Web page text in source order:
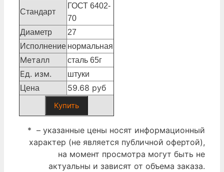
Стандарт
ГОСТ 6402-
70
Диаметр
27
Исполнение нормальная
Металл сталь 65г
Ед. изм.
штуки
Цена
59.68 руб
Купить
* – указанные цены носят информационный
характер (не является публичной офертой),
на момент просмотра могут быть не
актуальны и зависят от объема заказа.